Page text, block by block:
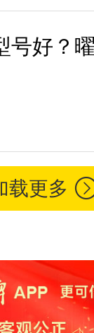
号好？
载更多